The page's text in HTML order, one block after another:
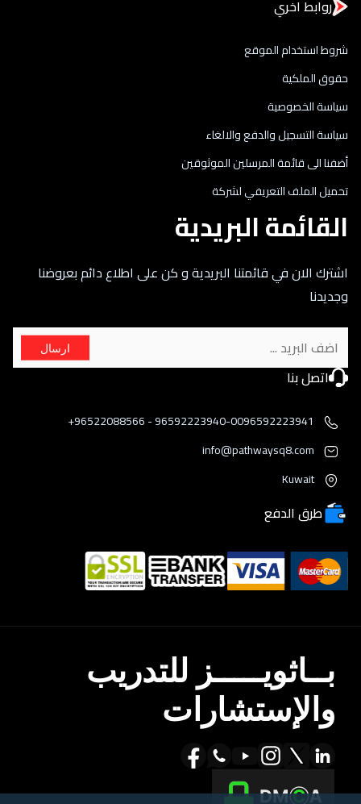
روابط اخري
شروط استخدام الموقع
حقوق الملكية
سياسة الخصوصية
سياسة التسجيل والدفع والالغاء
أضفنا الى قائمة المرسلين الموثوقين
تحميل الملف التعريفي لشركة
القائمة البريدية
اشترك الان في قائمتنا البريدية و كن على اطلاع دائم بعروضنا
وجديدنا
ارسال
اتصل بنا
96592223940-0096592223941 - 96522088566+
info@pathwaysq8.com
Kuwait
طرق الدفع
بــاثويـــــز للتدريب
والإستشارات